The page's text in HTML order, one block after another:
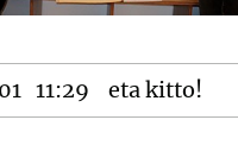
11:29 eta kitto!